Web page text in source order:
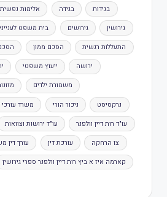
אלימות נפשית בגידה בגידות
בית משפט גירושים גירושין
הסכם ממון התעללות רגשית
ייעוץ משפטי ירושה
משמורת ילדים
משרד עורכי ניכור הורי נרקסיסט
עו"ד ירושות וצוואות עו"ד רות דיין וולפנר
עורך דין עורכת דין צו הרחקה
קארמה איז א ביץ רות דיין וולפנר ספרי גירושין